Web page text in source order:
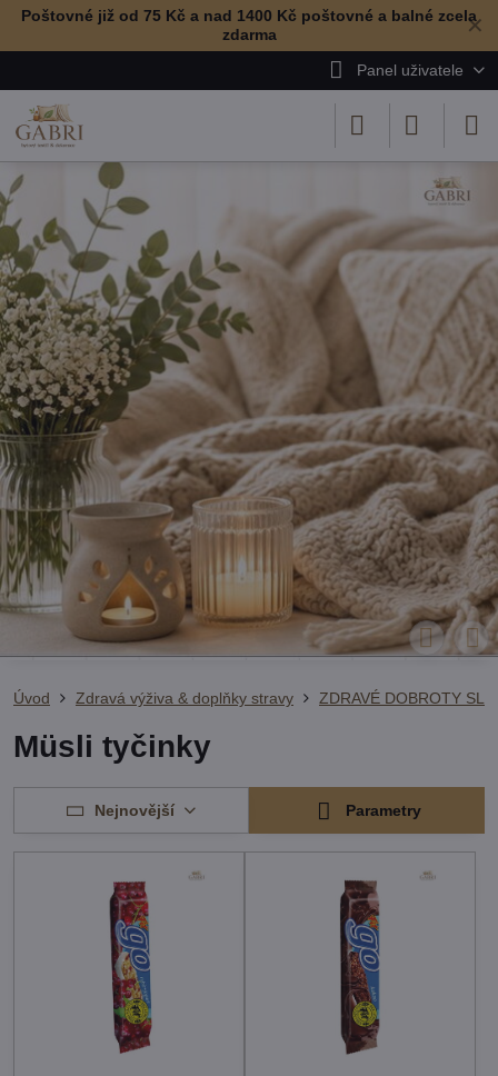
✕
Poštovné již od 75 Kč a nad 1400 Kč poštovné a balné zcela
zdarma
Panel uživatele
Úvod Zdravá výživa & doplňky stravy ZDRAVÉ DOBROTY
Müsli tyčinky
Nejnovější Parametry